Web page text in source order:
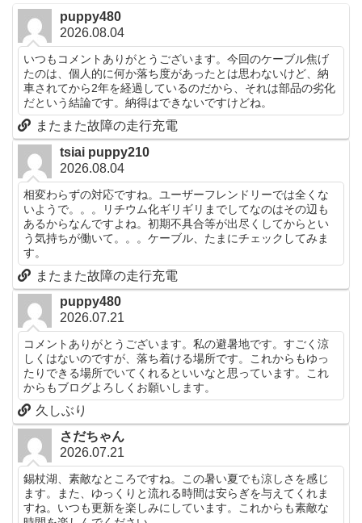
puppy480
2026.08.04
いつもコメントありがとうございます。今回のケーブル焦げ
たのは、個人的に何か落ち度があったとは思わないけど、納
車されてから2年を経過しているのだから、それは部品の劣化
だという結論です。納得はできないですけどね。
またまた故障の走行充電
tsiai puppy210
2026.08.04
相変わらずの対応ですね。ユーザーフレンドリーでは全くな
いようで。。。リチウム化ギリギリまでしてなのはその辺も
あるからなんですよね。初期不具合等が出尽くしてからとい
う気持ちが働いて。。。ケーブル、たまにチェックしてみま
す。
またまた故障の走行充電
puppy480
2026.07.21
コメントありがとうございます。私の避暑地です。すごく涼
しくはないのですが、落ち着ける場所です。これからもゆっ
たりできる場所でいてくれるといいなと思っています。これ
からもブログよろしくお願いします。
久しぶり
さだちゃん
2026.07.21
錫杖湖、素敵なところですね。この暑い夏でも涼しさを感じ
ます。また、ゆっくりと流れる時間は安らぎを与えてくれま
すね。いつも更新を楽しみにしています。これからも素敵な